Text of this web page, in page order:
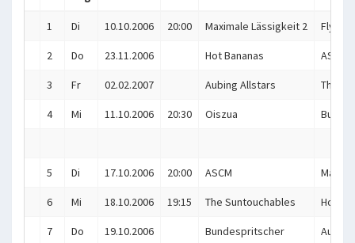
1 Di 10.10.2006 20:00 Maximale Lässigkeit 2 Flying
2 Do 23.11.2006 Hot Bananas ASCM
3 Fr 02.02.2007 Aubing Allstars The
4 Mi 11.10.2006 20:30 Oiszua
5 Di 17.10.2006 20:00 ASCM
6 Mi 18.10.2006 19:15 The Suntouchables Hot
7 Do 19.10.2006 Bundespritscher